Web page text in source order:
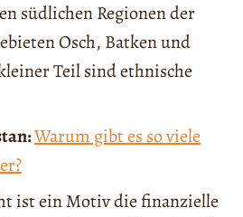
südlichen Regionen der
Osch, Batken und
Teil sind ethnische
Warum gibt es so viele
ist ein Motiv die finanzielle